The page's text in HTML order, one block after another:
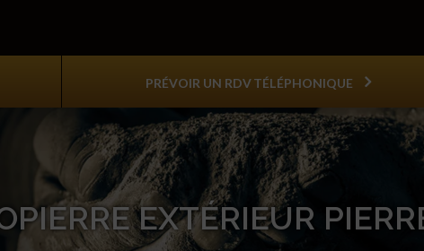
PRÉVOIR UN RDV TÉLÉPHONIQUE
EXTÉRIEUR